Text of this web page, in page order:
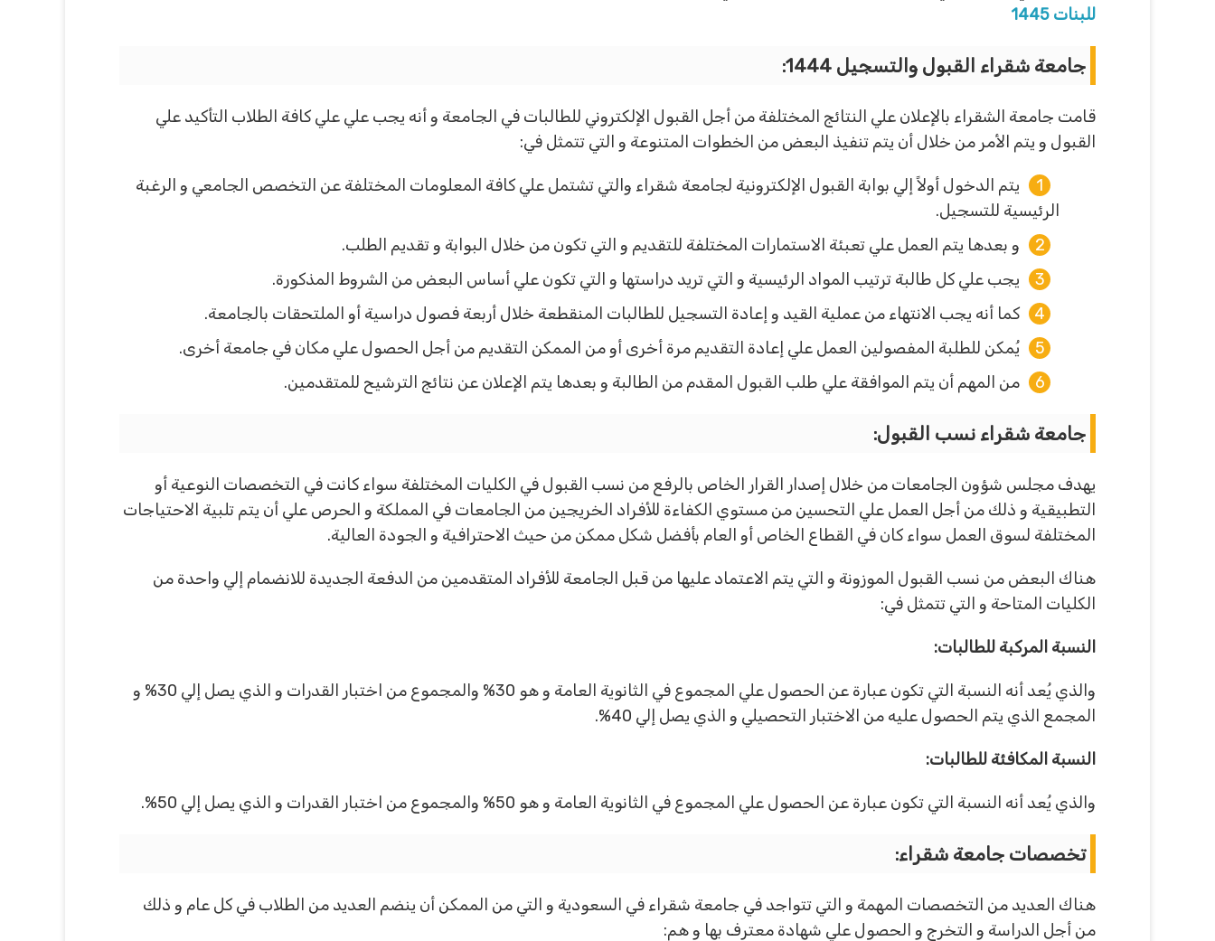
للبنات 1445
جامعة شقراء القبول والتسجيل 1444:
قامت جامعة الشقراء بالإعلان علي النتائج المختلفة من أجل القبول الإلكتروني للطالبات في الجامعة و أنه يجب علي علي كافة الطلاب التأكيد علي
القبول و يتم الأمر من خلال أن يتم تنفيذ البعض من الخطوات المتنوعة و التي تتمثل في:
يتم الدخول أولاً إلي بوابة القبول الإلكترونية لجامعة شقراء والتي تشتمل علي كافة المعلومات المختلفة عن التخصص الجامعي و الرغبة
الرئيسية للتسجيل.
و بعدها يتم العمل علي تعبئة الاستمارات المختلفة للتقديم و التي تكون من خلال البوابة و تقديم الطلب.
يجب علي كل طالبة ترتيب المواد الرئيسية و التي تريد دراستها و التي تكون علي أساس البعض من الشروط المذكورة.
كما أنه يجب الانتهاء من عملية القيد و إعادة التسجيل للطالبات المنقطعة خلال أربعة فصول دراسية أو الملتحقات بالجامعة.
يُمكن للطلبة المفصولين العمل علي إعادة التقديم مرة أخرى أو من الممكن التقديم من أجل الحصول علي مكان في جامعة أخرى.
من المهم أن يتم الموافقة علي طلب القبول المقدم من الطالبة و بعدها يتم الإعلان عن نتائج الترشيح للمتقدمين.
جامعة شقراء نسب القبول:
يهدف مجلس شؤون الجامعات من خلال إصدار القرار الخاص بالرفع من نسب القبول في الكليات المختلفة سواء كانت في التخصصات النوعية أو
التطبيقية و ذلك من أجل العمل علي التحسين من مستوي الكفاءة للأفراد الخريجين من الجامعات في المملكة و الحرص علي أن يتم تلبية الاحتياجات
المختلفة لسوق العمل سواء كان في القطاع الخاص أو العام بأفضل شكل ممكن من حيث الاحترافية و الجودة العالية.
هناك البعض من نسب القبول الموزونة و التي يتم الاعتماد عليها من قبل الجامعة للأفراد المتقدمين من الدفعة الجديدة للانضمام إلي واحدة من
الكليات المتاحة و التي تتمثل في:
النسبة المركبة للطالبات:
والذي يُعد أنه النسبة التي تكون عبارة عن الحصول علي المجموع في الثانوية العامة و هو 30% والمجموع من اختبار القدرات و الذي يصل إلي 30% و
المجمع الذي يتم الحصول عليه من الاختبار التحصيلي و الذي يصل إلي 40%.
النسبة المكافئة للطالبات:
والذي يُعد أنه النسبة التي تكون عبارة عن الحصول علي المجموع في الثانوية العامة و هو 50% والمجموع من اختبار القدرات و الذي يصل إلي 50%.
تخصصات جامعة شقراء:
هناك العديد من التخصصات المهمة و التي تتواجد في جامعة شقراء في السعودية و التي من الممكن أن ينضم العديد من الطلاب في كل عام و ذلك
من أجل الدراسة و التخرج و الحصول علي شهادة معترف بها و هم: